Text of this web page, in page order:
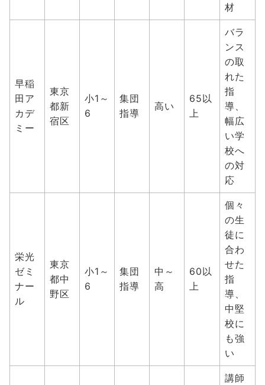
材
早稲
田ア
カデ
ミー
東京
都新
宿区
小1～
6
集団
指導
高い
65以
上
バラ
ンス
の取
れた
指
導、
幅広
い学
校へ
の対
応
栄光
ゼミ
ナー
ル
東京
都中
野区
小1～
6
集団
指導
中～
高
60以
上
個々
の生
徒に
合わ
せた
指
導、
中堅
校に
も強
い
講師